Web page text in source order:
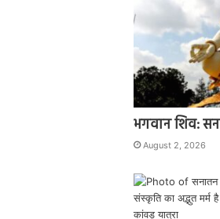
भगवान शिव:
August 2, 2026